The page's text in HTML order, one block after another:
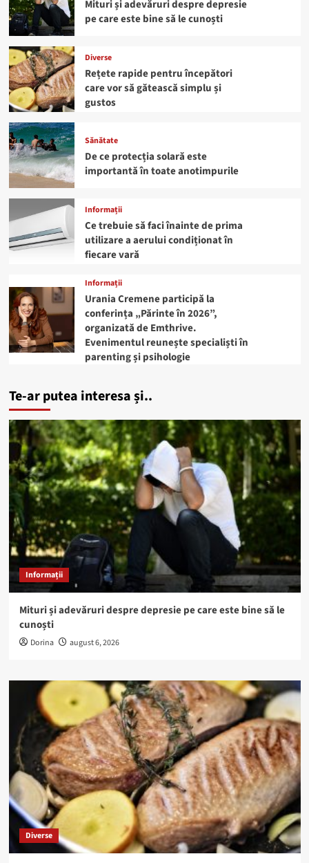
Mituri și adevăruri despre depresie
pe care este bine să le cunoști
Diverse
Rețete rapide pentru începători
care vor să gătească simplu și
gustos
Sănătate
De ce protecția solară este
importantă în toate anotimpurile
Informații
Ce trebuie să faci înainte de prima
utilizare a aerului condiționat în
fiecare vară
Informații
Urania Cremene participă la
conferința „Părinte în 2026”,
organizată de Emthrive.
Evenimentul reunește specialiști în
parenting și psihologie
Te-ar putea interesa și..
Informații
Mituri și adevăruri despre depresie pe care este bine să le
cunoști
Dorina august 6, 2026
Diverse